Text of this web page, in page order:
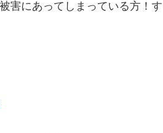
害にあってしまっている方！す